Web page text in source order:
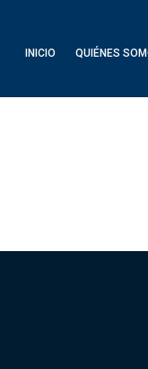
INICIO QUIÉNES